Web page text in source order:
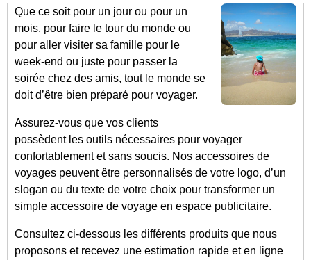
Que ce soit pour un jour ou pour un
mois, pour faire le tour du monde ou
pour aller visiter sa famille pour le
week-end ou juste pour passer la
soirée chez des amis, tout le monde se
doit d’être bien préparé pour voyager.
Assurez-vous que vos clients
possèdent les outils nécessaires pour voyager
confortablement et sans soucis. Nos accessoires de
voyages peuvent être personnalisés de votre logo, d’un
slogan ou du texte de votre choix pour transformer un
simple accessoire de voyage en espace publicitaire.
Consultez ci-dessous les différents produits que nous
proposons et recevez une estimation rapide et en ligne